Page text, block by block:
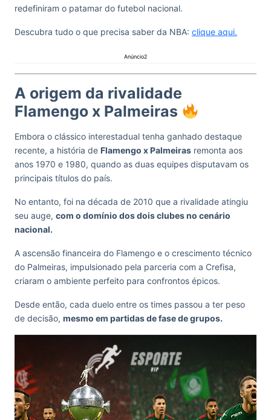
redefiniram o patamar do futebol nacional.
Descubra tudo o que precisa saber da NBA: clique aqui.
Anúncio2
A origem da rivalidade
Flamengo x Palmeiras
Embora o clássico interestadual tenha ganhado destaque
recente, a história de Flamengo x Palmeiras remonta aos
anos 1970 e 1980, quando as duas equipes disputavam os
principais títulos do país.
No entanto, foi na década de 2010 que a rivalidade atingiu
seu auge, com o domínio dos dois clubes no cenário
nacional.
A ascensão financeira do Flamengo e o crescimento técnico
do Palmeiras, impulsionado pela parceria com a Crefisa,
criaram o ambiente perfeito para confrontos épicos.
Desde então, cada duelo entre os times passou a ter peso
de decisão, mesmo em partidas de fase de grupos.